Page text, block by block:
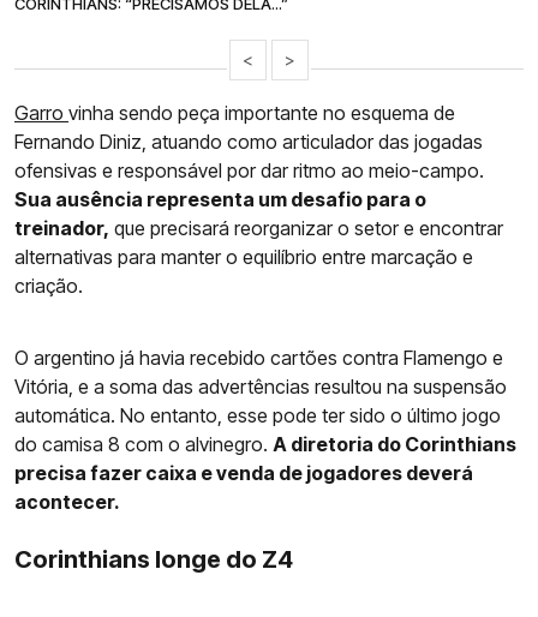
< >
Garro vinha sendo peça importante no esquema de
Fernando Diniz, atuando como articulador das jogadas
ofensivas e responsável por dar ritmo ao meio-campo.
Sua ausência representa um desafio para o
treinador, que precisará reorganizar o setor e encontrar
alternativas para manter o equilíbrio entre marcação e
criação.
O argentino já havia recebido cartões contra Flamengo e
Vitória, e a soma das advertências resultou na suspensão
automática. No entanto, esse pode ter sido o último jogo
do camisa 8 com o alvinegro. A diretoria do Corinthians
precisa fazer caixa e venda de jogadores deverá
acontecer.
Corinthians longe do Z4